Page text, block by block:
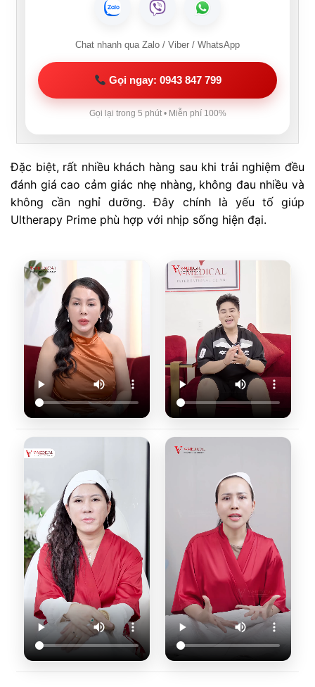
Chat nhanh qua Zalo / Viber / WhatsApp
Gọi ngay: 0943 847 799
Gọi lại trong 5 phút • Miễn phí 100%
Đặc biệt, rất nhiều khách hàng sau khi trải nghiệm đều
đánh giá cao cảm giác nhẹ nhàng, không đau nhiều và
không cần nghỉ dưỡng. Đây chính là yếu tố giúp
Ultherapy Prime phù hợp với nhịp sống hiện đại.